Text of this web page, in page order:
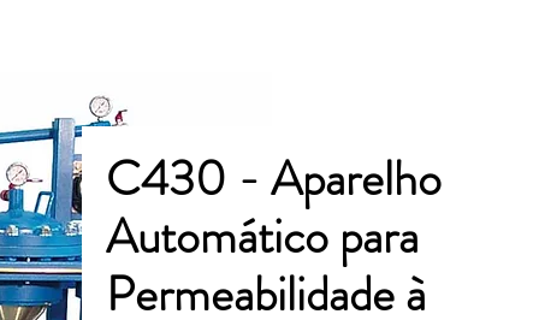
C430 - Aparelho
Automático para
Permeabilidade à